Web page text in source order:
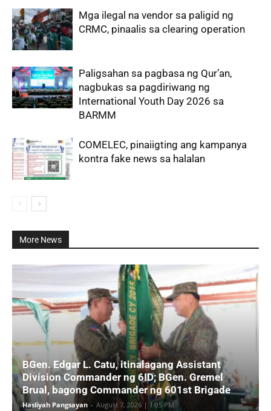
Mga ilegal na vendor sa paligid ng
CRMC, pinaalis sa clearing operation
Paligsahan sa pagbasa ng Qur’an,
nagbukas sa pagdiriwang ng
International Youth Day 2026 sa
BARMM
COMELEC, pinaiigting ang kampanya
kontra fake news sa halalan
More News
BGen. Edgar L. Catu, itinalagang Assistant
Division Commander ng 6ID; BGen. Gremel
Brual, bagong Commander ng 601st Brigade
Hasliyah Pangsayan - August 7, 2026 | 1:05 PM